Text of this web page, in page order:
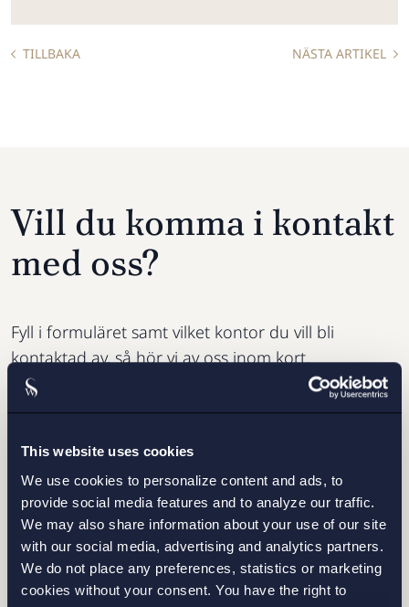
This website uses cookies
We use cookies to personalize content and ads, to
provide social media features and to analyze our traffic.
We may also share information about your use of our site
with our social media, advertising and analytics partners.
We do not place any preferences, statistics or marketing
cookies without your consent. You have the right to
TILLBAKA NÄSTA ARTIKEL
Vill du komma i kontakt
med oss?
Fyll i formuläret samt vilket kontor du vill bli
kontaktad av, så hör vi av oss inom kort.